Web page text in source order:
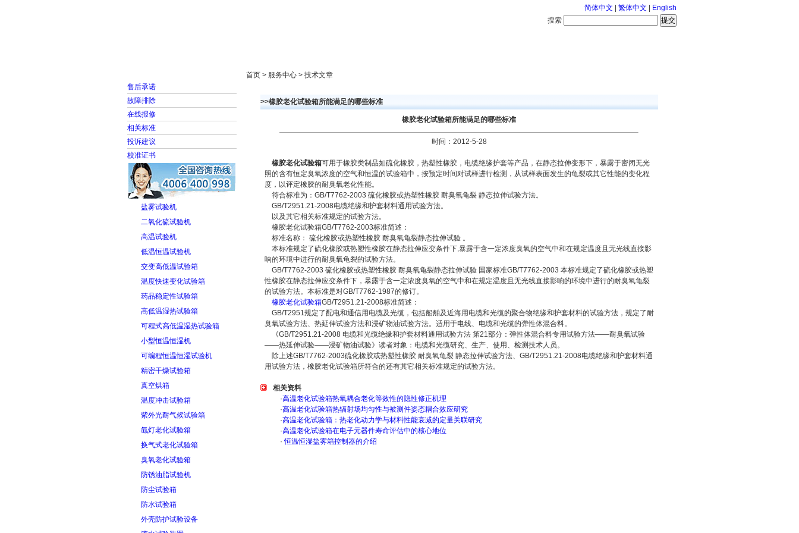
简体中文 繁体中文
English
搜索
售后承诺
故障排除
在线报修
相关标准
投诉建议
校准证书
盐雾试验机
二氧化硫试验机
高温试验机
低温恒温试验机
交变高低温试验箱
温度快速变化试验箱
药品稳定性试验箱
高低温湿热试验箱
可程式高低温湿热试验箱
小型恒温恒湿机
可编程恒温恒湿试验机
精密干燥试验箱
真空烘箱
温度冲击试验箱
紫外光耐气候试验箱
氙灯老化试验箱
换气式老化试验箱
臭氧老化试验箱
防锈油脂试验机
防尘试验箱
防水试验箱
外壳防护试验设备
首页 > 服务中心 > 技术文章
>>橡胶老化试验箱所能满足的哪些标准
橡胶老化试验箱所能满足的哪些标准
时间：2012-5-28
橡胶老化试验箱可用于橡胶类制品如硫化橡胶，热塑性橡胶，电缆绝缘护套等产品，在静态拉伸变形下，暴露于密闭无光
照的含有恒定臭氧浓度的空气和恒温的试验箱中，按预定时间对试样进行检测，从试样表面发生的龟裂或其它性能的变化程
度，以评定橡胶的耐臭氧老化性能。
符合标准为：GB/T7762-2003 硫化橡胶或热塑性橡胶 耐臭氧龟裂 静态拉伸试验方法。
GB/T2951.21-2008电缆绝缘和护套材料通用试验方法。
以及其它相关标准规定的试验方法。
橡胶老化试验箱GB/T7762-2003标准简述：
标准名称： 硫化橡胶或热塑性橡胶 耐臭氧龟裂静态拉伸试验 。
本标准规定了硫化橡胶或热塑性橡胶在静态拉伸应变条件下,暴露于含一定浓度臭氧的空气中和在规定温度且无光线直接影
响的环境中进行的耐臭氧龟裂的试验方法。
GB/T7762-2003 硫化橡胶或热塑性橡胶 耐臭氧龟裂静态拉伸试验 国家标准GB/T7762-2003 本标准规定了硫化橡胶或热塑
性橡胶在静态拉伸应变条件下，暴露于含一定浓度臭氧的空气中和在规定温度且无光线直接影响的环境中进行的耐臭氧龟裂
的试验方法。本标准是对GB/T7762-1987的修订。
橡胶老化试验箱GB/T2951.21-2008标准简述：
GB/T2951规定了配电和通信用电缆及光缆，包括船舶及近海用电缆和光缆的聚合物绝缘和护套材料的试验方法，规定了耐
臭氧试验方法、热延伸试验方法和浸矿物油试验方法。适用于电线、电缆和光缆的弹性体混合料。
《GB/T2951.21-2008 电缆和光缆绝缘和护套材料通用试验方法 第21部分：弹性体混合料专用试验方法——耐臭氧试验
——热延伸试验——浸矿物油试验》读者对象：电缆和光缆研究、生产、使用、检测技术人员。
除上述GB/T7762-2003硫化橡胶或热塑性橡胶 耐臭氧龟裂 静态拉伸试验方法、GB/T2951.21-2008电缆绝缘和护套材料通
用试验方法，橡胶老化试验箱所符合的还有其它相关标准规定的试验方法。
相关资料
·高温老化试验箱热氧耦合老化等效性的隐性修正机理
·高温老化试验箱热辐射场均匀性与被测件姿态耦合效应研究
·高温老化试验箱：热老化动力学与材料性能衰减的定量关联研究
·高温老化试验箱在电子元器件寿命评估中的核心地位
· 恒温恒湿盐雾箱控制器的介绍